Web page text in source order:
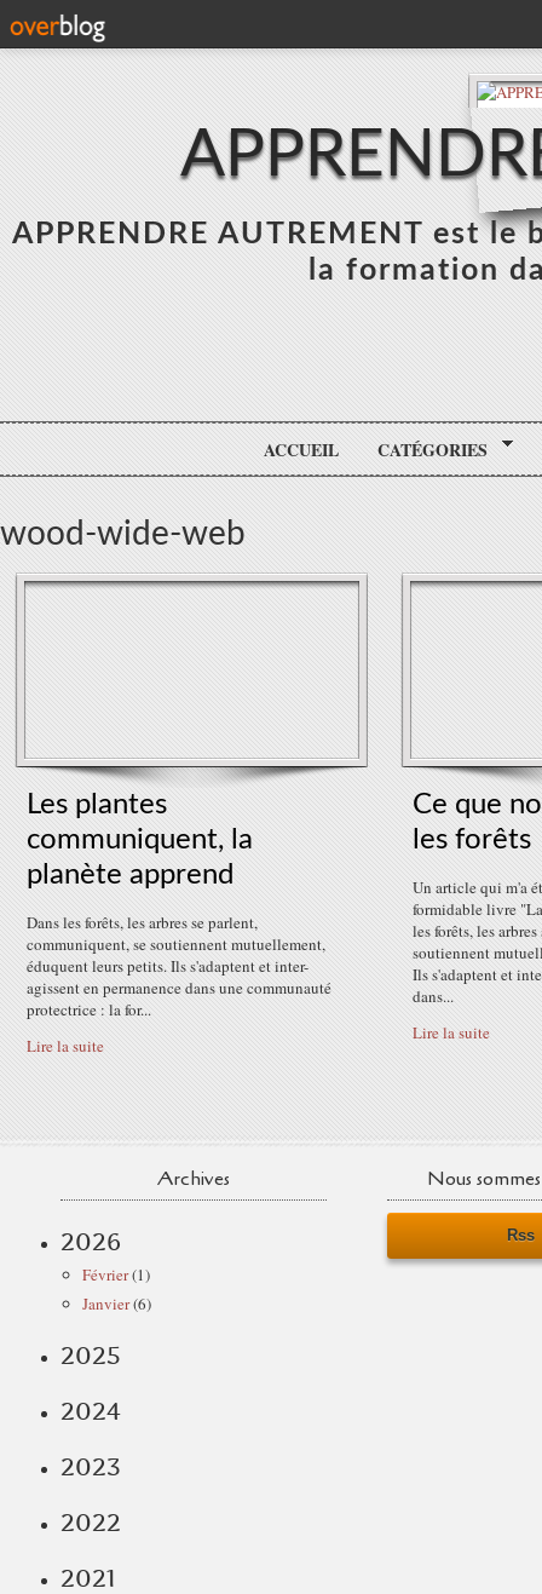
APPRENDRE AUTREMENT est
la formation
ACCUEIL CATÉGORIES
wood-wide-web
Les plantes
communiquent, la
planète apprend
Dans les forêts, les arbres se parlent,
communiquent, se soutiennent mutuellement,
éduquent leurs petits. Ils s'adaptent et inter-
agissent en permanence dans une communauté
protectrice : la for...
Lire la suite
Ce que
les forêts
Un article qui m'a
formidable livre
les forêts, les
soutiennent
Ils s'adaptent et
dans...
Lire la suite
Archives
2026
Février(1)
Janvier(6)
2025
2024
2023
2022
2021
Nous
Rss